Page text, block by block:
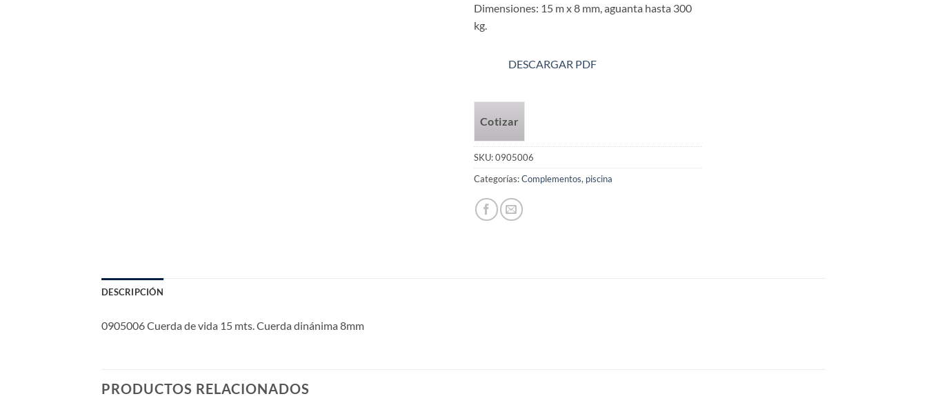
Dimensiones: 15 m x 8 mm, aguanta hasta 300
kg.
DESCARGAR PDF
Cotizar
SKU:0905006
Categorías:Complementos, piscina
DESCRIPCIÓN
0905006 Cuerda de vida 15 mts. Cuerda dinánima 8mm
PRODUCTOS RELACIONADOS